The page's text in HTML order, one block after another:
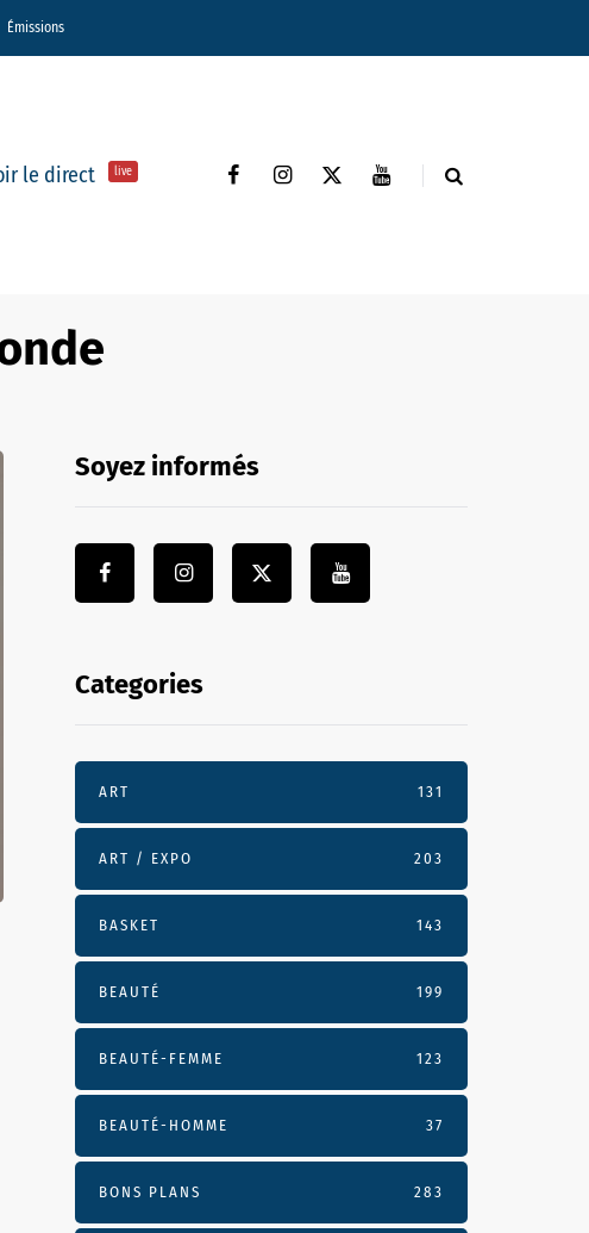
Émissions
le direct live
Soyez informés
Categories
ART 131
ART / EXPO 203
BASKET 143
BEAUTÉ 199
BEAUTÉ-FEMME 123
BEAUTÉ-HOMME 37
BONS PLANS 283